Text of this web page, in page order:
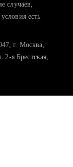
случаев,
есть
г. Москва,
я Брестская,